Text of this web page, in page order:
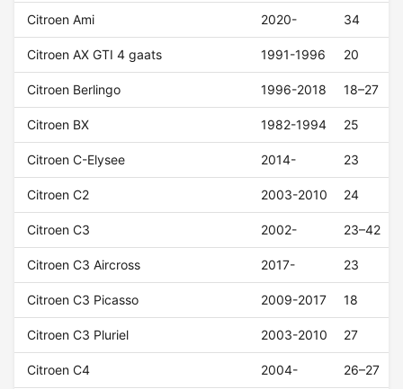
Citroen Ami 2020- 34
Citroen AX GTI 4 gaats 1991-1996 20
Citroen Berlingo 1996-2018 18–27
Citroen BX 1982-1994 25
Citroen C-Elysee 2014- 23
Citroen C2 2003-2010 24
Citroen C3 2002- 23–42
Citroen C3 Aircross 2017- 23
Citroen C3 Picasso 2009-2017 18
Citroen C3 Pluriel 2003-2010 27
Citroen C4 2004- 26–27